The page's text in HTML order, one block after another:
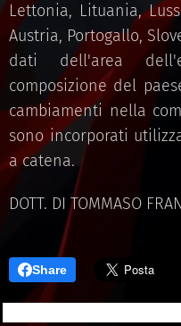
Lettonia, Lituania,
Austria, Portogallo,
dati dell'area
composizione del
cambiamenti nella
sono incorporati
a catena.
DOTT. DI TOMMASO
Share